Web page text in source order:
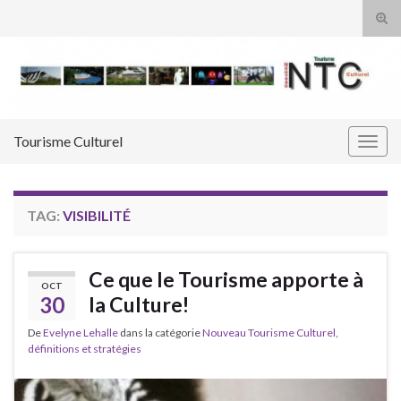
Tourisme Culturel
TAG: VISIBILITÉ
OCT
30
Ce que le Tourisme apporte à
la Culture!
DeEvelyne Lehalle dans la catégorieNouveau Tourisme Culturel,
définitions et stratégies